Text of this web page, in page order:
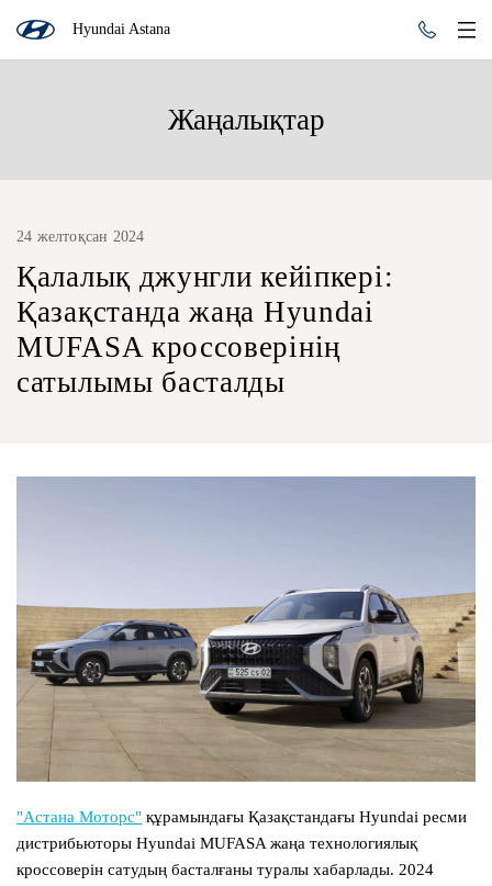
Hyundai Astana
Жаңалықтар
24 желтоқсан 2024
Қалалық джунгли кейіпкері:
Қазақстанда жаңа Hyundai
MUFASA кроссоверінің
сатылымы басталды
"Астана Моторс" құрамындағы Қазақстандағы Hyundai ресми
дистрибьюторы Hyundai MUFASA жаңа технологиялық
кроссоверін сатудың басталғаны туралы хабарлады. 2024